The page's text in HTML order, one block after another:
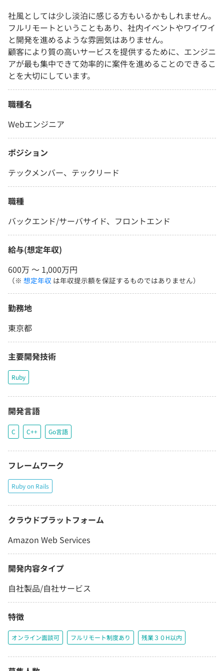
社風としては少し淡泊に感じる方もいるかもしれません。
フルリモートということもあり、社内イベントやワイワイ
と開発を進めるような雰囲気はありません。
顧客により質の高いサービスを提供するために、エンジニ
アが最も集中できて効率的に案件を進めることのできるこ
とを大切にしています。
職種名
Webエンジニア
ポジション
テックメンバー、テックリード
職種
バックエンド/サーバサイド、フロントエンド
給与(想定年収)
600万 〜 1,000万円
（※ 想定年収 は年収提示額を保証するものではありません）
勤務地
東京都
主要開発技術
Ruby
開発言語
C C++ Go言語
フレームワーク
Ruby on Rails
クラウドプラットフォーム
Amazon Web Services
開発内容タイプ
自社製品/自社サービス
特徴
オンライン面談可 フルリモート制度あり 残業３０H以内